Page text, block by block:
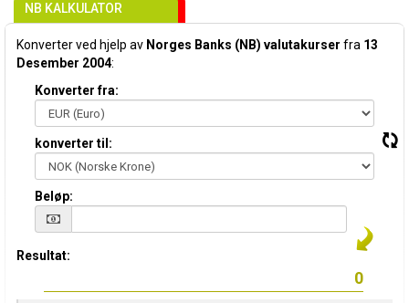
NB KALKULATOR
Konverter ved hjelp av Norges Banks (NB) valutakurser fra 13
Desember 2004:
Konverter fra:
konverter til:
Beløp:
Resultat: